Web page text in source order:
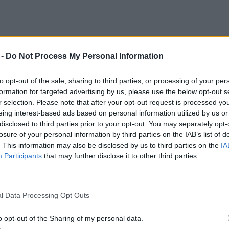
Do Not Process My Personal Information
opt-out of the sale, sharing to third parties, or processing of your
for targeted advertising by us, please use the below opt-out
selection. Please note that after your opt-out request is processed
interest-based ads based on personal information utilized by us
to third parties prior to your opt-out. You may separately
of your personal information by third parties on the IAB’s list of
This information may also be disclosed by us to third parties on the
Participants that may further disclose it to other third parties.
Data Processing Opt Outs
opt-out of the Sharing of my personal data.
szerint a kormány új
amelynek célja a
majd megtartása 2050 után is.
születhet az atomenergia fokozatos
felelős belga
be az energiabiztonság hosszú távú